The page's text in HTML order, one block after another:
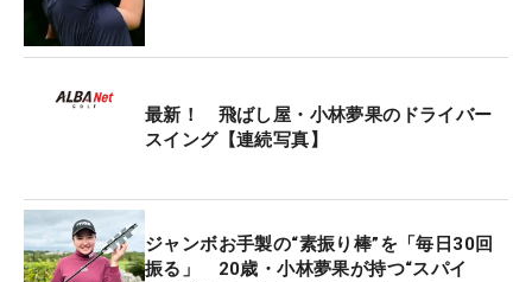
最新！ 飛ばし屋・小林夢果のドライバー
スイング【連続写真】
ジャンボお手製の“素振り棒”を「毎日30回
振る」 20歳・小林夢果が持つ“スパイ